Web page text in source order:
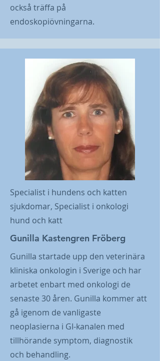
också träffa på
endoskopiövningarna.
Specialist i hundens och katten
sjukdomar, Specialist i onkologi
hund och katt
Gunilla Kastengren Fröberg
Gunilla startade upp den veterinära
kliniska onkologin i Sverige och har
arbetet enbart med onkologi de
senaste 30 åren. Gunilla kommer att
gå igenom de vanligaste
neoplasierna i GI-kanalen med
tillhörande symptom, diagnostik
och behandling.